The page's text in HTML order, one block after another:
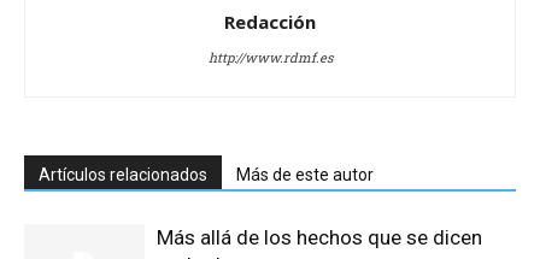
Redacción
http://www.rdmf.es
Artículos relacionados Más de este autor
Más allá de los hechos que se dicen